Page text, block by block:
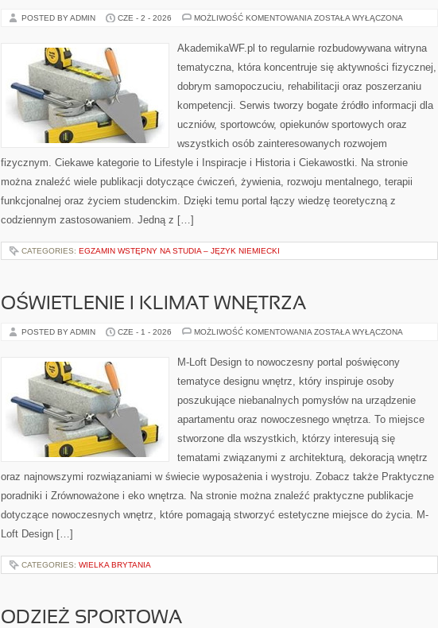
POSTED BY ADMIN CZE - 2 - 2026 MOŻLIWOŚĆ KOMENTOWANIA SPORTY
ZOSTAŁA WYŁĄCZONA
AkademikaWF.pl to regularnie rozbudowywana witryna
tematyczna, która koncentruje się aktywności fizycznej,
dobrym samopoczuciu, rehabilitacji oraz poszerzaniu
kompetencji. Serwis tworzy bogate źródło informacji dla
uczniów, sportowców, opiekunów sportowych oraz
wszystkich osób zainteresowanych rozwojem
fizycznym. Ciekawe kategorie to Lifestyle i Inspiracje i Historia i Ciekawostki. Na stronie
można znaleźć wiele publikacji dotyczące ćwiczeń, żywienia, rozwoju mentalnego, terapii
funkcjonalnej oraz życiem studenckim. Dzięki temu portal łączy wiedzę teoretyczną z
codziennym zastosowaniem. Jedną z […]
CATEGORIES: EGZAMIN WSTĘPNY NA STUDIA – JĘZYK NIEMIECKI
OŚWIETLENIE I KLIMAT WNĘTRZA
POSTED BY ADMIN CZE - 1 - 2026 MOŻLIWOŚĆ KOMENTOWANIA OŚWIETLENIE
WNĘTRZA
ZOSTAŁA WYŁĄCZONA
M-Loft Design to nowoczesny portal poświęcony
tematyce designu wnętrz, który inspiruje osoby
poszukujące niebanalnych pomysłów na urządzenie
apartamentu oraz nowoczesnego wnętrza. To miejsce
stworzone dla wszystkich, którzy interesują się
tematami związanymi z architekturą, dekoracją wnętrz
oraz najnowszymi rozwiązaniami w świecie wyposażenia i wystroju. Zobacz także Praktyczne
poradniki i Zrównoważone i eko wnętrza. Na stronie można znaleźć praktyczne publikacje
dotyczące nowoczesnych wnętrz, które pomagają stworzyć estetyczne miejsce do życia. M-
Loft Design […]
CATEGORIES: WIELKA BRYTANIA
ODZIEŻ SPORTOWA